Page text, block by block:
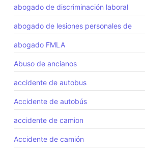
abogado de discriminación laboral
abogado de lesiones personales de
abogado FMLA
Abuso de ancianos
accidente de autobus
Accidente de autobús
accidente de camion
Accidente de camión